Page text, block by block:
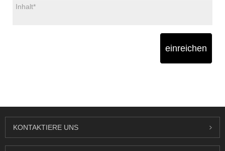
einreichen
KONTAKTIERE UNS